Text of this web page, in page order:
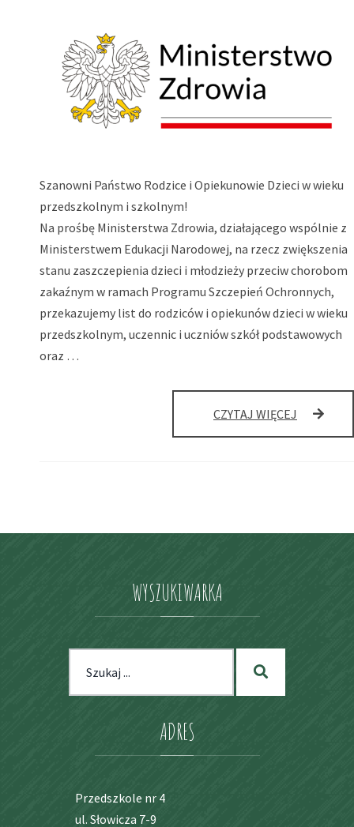
Szanowni Państwo Rodzice i Opiekunowie Dzieci w wieku
przedszkolnym i szkolnym!
Na prośbę Ministerstwa Zdrowia, działającego wspólnie z
Ministerstwem Edukacji Narodowej, na rzecz zwiększenia
stanu zaszczepienia dzieci i młodzieży przeciw chorobom
zakaźnym w ramach Programu Szczepień Ochronnych,
przekazujemy list do rodziców i opiekunów dzieci w wieku
przedszkolnym, uczennic i uczniów szkół podstawowych
oraz …
CZYTAJ WIĘCEJ LIST
WYSZUKIWARKA
dla:
ADRES
Przedszkole nr 4
ul. Słowicza 7-9